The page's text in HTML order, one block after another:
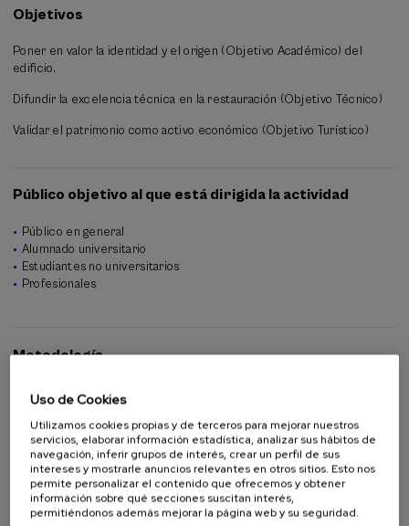
punto de vista con objetivo técnico, explicar la excelencia de su
exponer y reflexionar sobre el patrimonio como un activo económico
y turístico.
Objetivos
Poner en valor la identidad y el origen (Objetivo Académico) del
edificio.
Difundir la excelencia técnica en la restauración (Objetivo Técnico)
Validar el patrimonio como activo económico (Objetivo Turístico)
Público objetivo al que está dirigida la actividad
Público en general
Alumnado universitario
Estudiantes no universitarios
Profesionales
Metodología
Además de las exposiciones técnicas e históricas, tras una jornada
más académica, se promueve una visita a Oñati para que los alumnos
del curso puedan conocer el edificio y ver los detalles de la
rehabilitación sobre el terreno.
Organiza
Uso de Cookies
Utilizamos cookies propias y de terceros para mejorar nuestros
servicios, elaborar información estadística, analizar sus hábitos de
navegación, inferir grupos de interés, crear un perfil de sus
intereses y mostrarle anuncios relevantes en otros sitios. Esto nos
permite personalizar el contenido que ofrecemos y obtener
información sobre qué secciones suscitan interés,
permitiéndonos además mejorar la página web y su seguridad.